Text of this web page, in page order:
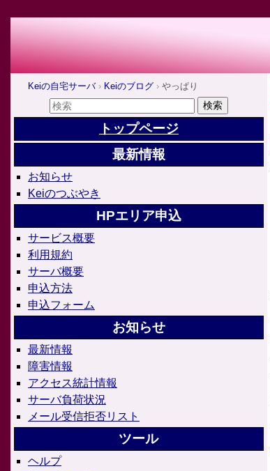
Keiの自宅サーバ Keiのブログ やっぱり
トップページ
最新情報
お知らせ
Keiのつぶやき
HPエリア申込
サービス概要
利用規約
サーバ概要
申込方法
申込フォーム
お知らせ
最新情報
障害情報
アクセス統計情報
サーバ負荷状況
メール受信拒否リスト
ツール
ヘルプ